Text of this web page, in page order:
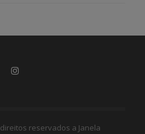
reservados a Janela